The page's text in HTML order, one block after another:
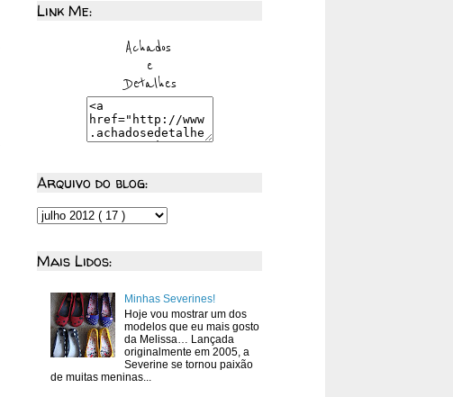
Link Me:
Arquivo do blog:
Mais Lidos:
Minhas Severines!
Hoje vou mostrar um dos
modelos que eu mais gosto
da Melissa… Lançada
originalmente em 2005, a
Severine se tornou paixão
de muitas meninas...